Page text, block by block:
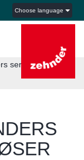
Choose language
serviceteam